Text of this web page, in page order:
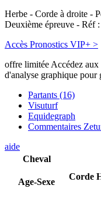
Herbe - Corde à droite -
Deuxième épreuve - Réf
Accès Pronostics VIP+ >
offre limitée Accédez aux
d'analyse graphique pour
Partants (16)
Visuturf
Equidegraph
Commentaires
aide
Cheval
Age-Sexe
Corde